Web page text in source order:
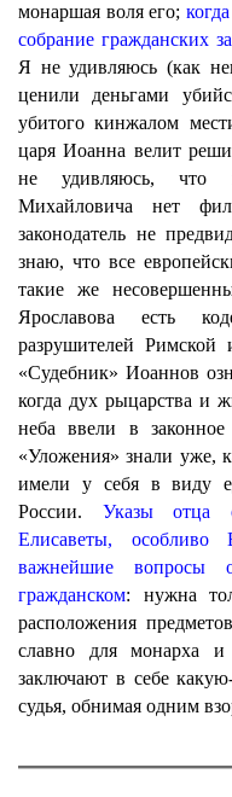
монаршая воля его;
собрание гражданских
Я не удивляюсь (как
ценили деньгами
убитого кинжалом
царя Иоанна велит
не удивляюсь, что
Михайловича нет
законодатель не
знаю, что все
такие же
Ярославова есть
разрушителей Римской
«Судебник» Иоаннов
когда дух рыцарства и
неба ввели в
«Уложения» знали уже,
имели у себя в виду
России. Указы отца
Елисаветы,
важнейшие вопросы
гражданском: нужна
расположения
славно для монарха и
заключают в себе
судья, обнимая одним